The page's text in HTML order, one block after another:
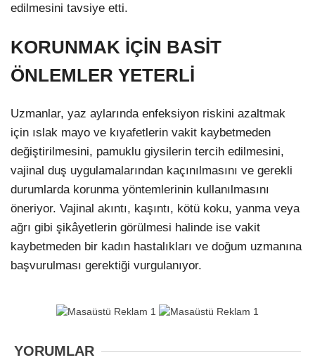
edilmesini tavsiye etti.
KORUNMAK İÇİN BASİT
ÖNLEMLER YETERLİ
Uzmanlar, yaz aylarında enfeksiyon riskini azaltmak
için ıslak mayo ve kıyafetlerin vakit kaybetmeden
değiştirilmesini, pamuklu giysilerin tercih edilmesini,
vajinal duş uygulamalarından kaçınılmasını ve gerekli
durumlarda korunma yöntemlerinin kullanılmasını
öneriyor. Vajinal akıntı, kaşıntı, kötü koku, yanma veya
ağrı gibi şikâyetlerin görülmesi halinde ise vakit
kaybetmeden bir kadın hastalıkları ve doğum uzmanına
başvurulması gerektiği vurgulanıyor.
YORUMLAR